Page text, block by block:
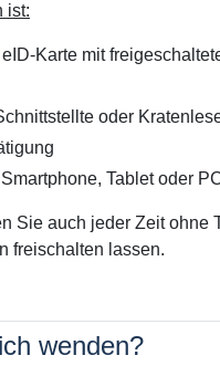
ist:
Karte mit
oder
Tablet oder
Sie auch jeder Zeit ohne
freischalten lassen.
wenden?